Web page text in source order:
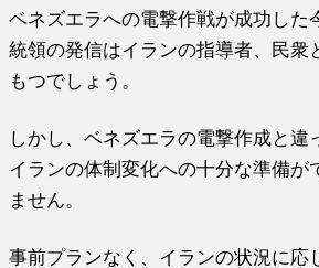
ベネズエラへの電撃作戦が成功した
統領の発信はイランの指導者、民衆
もつでしょう。
しかし、ベネズエラの電撃作成と違
イランの体制変化への十分な準備が
ません。
事前プランなく、イランの状況に応